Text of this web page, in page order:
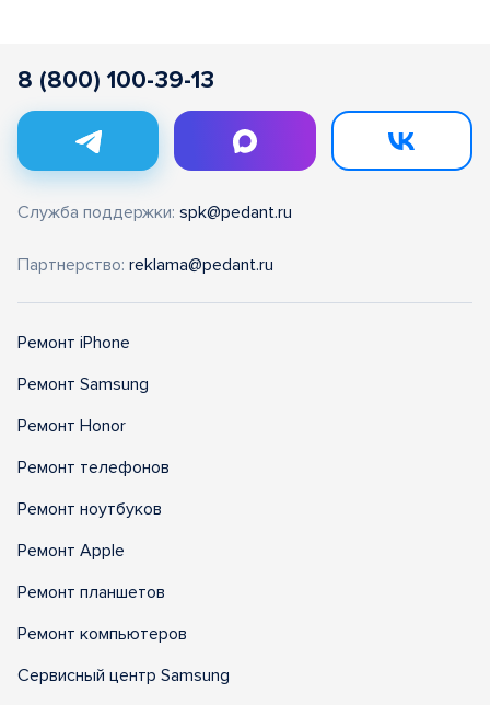
8 (800) 100-39-13
Служба поддержки: spk@pedant.ru
Партнерство: reklama@pedant.ru
Ремонт iPhone
Ремонт Samsung
Ремонт Honor
Ремонт телефонов
Ремонт ноутбуков
Ремонт Apple
Ремонт планшетов
Ремонт компьютеров
Сервисный центр Samsung